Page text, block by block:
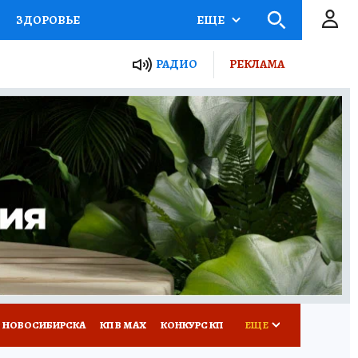
ЗДОРОВЬЕ
Я ЗНАЮ СЕМЬЯ
СЕРИАЛЫ
ВСЕ О КП РАДИО КП
ЕЩЕ
РАДИО РЕКЛАМА
КП В МАХ КОНКУРС КП ЕЩЕ